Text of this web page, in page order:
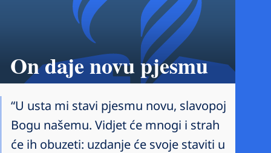
On daje novu pjesmu
“U usta mi stavi pjesmu novu, slavopoj
Bogu našemu. Vidjet će mnogi i strah
će ih obuzeti: uzdanje će svoje staviti u